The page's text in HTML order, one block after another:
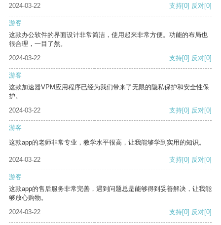
2024-03-22 支持[0] 反对[0]
游客
这款办公软件的界面设计非常简洁，使用起来非常方便。功能的布局也
很合理，一目了然。
2024-03-22
支持[0] 反对[0]
游客
这款加速器VPM应用程序已经为我们带来了无限的隐私保护和安全性保
护。
2024-03-22
支持[0] 反对[0]
游客
这款app的老师非常专业，教学水平很高，让我能够学到实用的知识。
2024-03-22 支持[0] 反对[0]
游客
这款app的售后服务非常完善，遇到问题总是能够得到妥善解决，让我能
够放心购物。
2024-03-22
支持[0] 反对[0]